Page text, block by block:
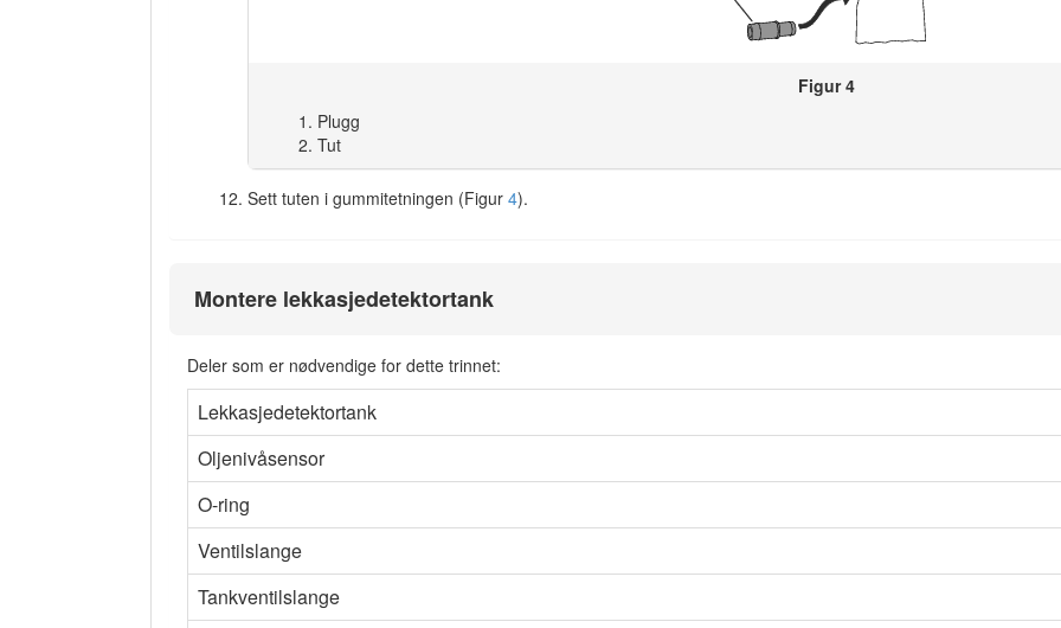
Figur 4
Plugg
Tut
Sett tuten i gummitetningen (Figur4).
Montere lekkasjedetektortank
Deler som er nødvendige for dette trinnet:
Lekkasjedetektortank
Oljenivåsensor
O-ring
Ventilslange
Tankventilslange